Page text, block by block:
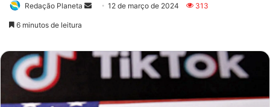
Redação Planeta
Mande
mail
12 de março de 2024 313
6 minutos de leitura